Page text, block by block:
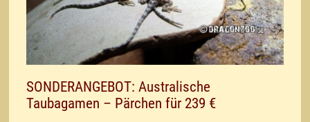
SONDERANGEBOT: Australische
Taubagamen – Pärchen für 239 €